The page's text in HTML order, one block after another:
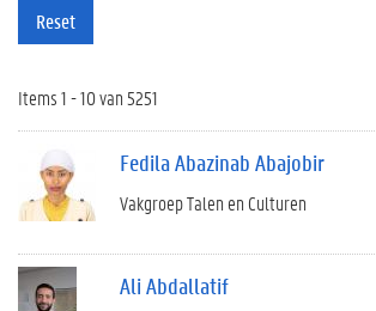
Reset
Items 1 - 10 van 5251
Fedila Abazinab Abajobir
Vakgroep Talen en Culturen
Ali Abdallatif